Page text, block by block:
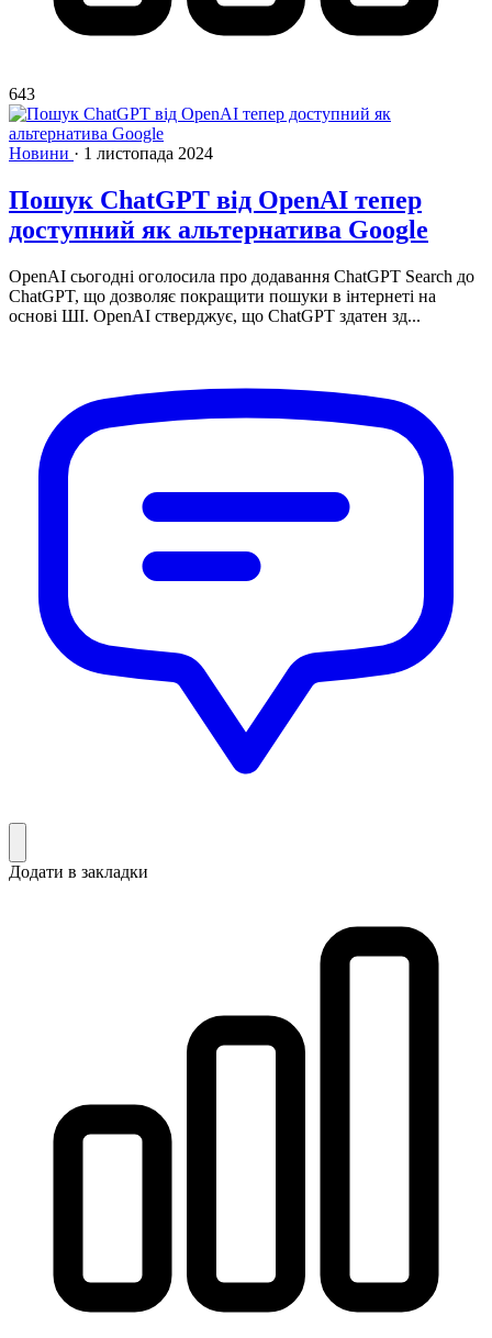
643
Новини · 1 листопада 2024
Пошук ChatGPT від OpenAI тепер
доступний як альтернатива Google
OpenAI сьогодні оголосила про додавання ChatGPT Search до
ChatGPT, що дозволяє покращити пошуки в інтернеті на
основі ШІ. OpenAI стверджує, що ChatGPT здатен зд...
Додати в закладки